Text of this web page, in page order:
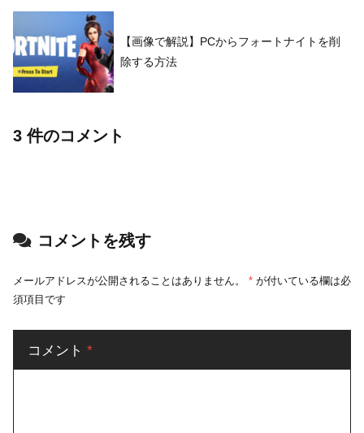
【画像で解説】PCからフォートナイトを削
除する方法
3 件のコメント
コメントを残す
メールアドレスが公開されることはありません。 * が付いている欄は必
須項目です
コメント *